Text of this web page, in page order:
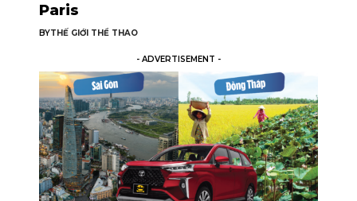
Paris
BYTHẾ GIỚI THỂ THAO
- ADVERTISEMENT -